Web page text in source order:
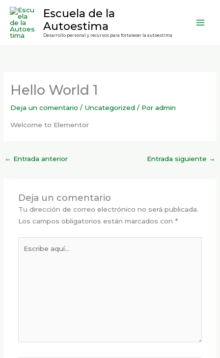
contenido
contenido
Escuela de la
Autoestima
Desarrollo personal y recursos para fortalecer la autoestima
Hello World 1
Deja un comentario / Uncategorized / Poradmin
Welcome to Elementor
← Entrada anterior Entrada siguiente →
Deja un comentario
Tu dirección de correo electrónico no será publicada.
Los campos obligatorios están marcados con *